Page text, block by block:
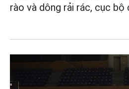
rào và dông rải rác, cục